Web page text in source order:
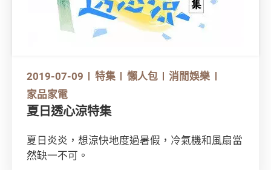
2019-07-09 特集 懶人包
消閒娛樂
家品家電
夏日透心涼特集
夏日炎炎，想涼快地度過暑假，冷氣機和風扇當
然缺一不可。